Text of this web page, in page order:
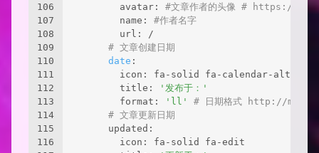
106
107
108
109
110
111
112
113
114
115
116
        avatar:
#文章作者的头像 # https://
        name:
#作者名字
        url: /
# 文章创建日期
date :
        icon: fa-solid fa-calendar-alt
        title:
'发布于：'
        format:
'll'
# 日期格式 http://
# 文章更新日期
      updated:
        icon: fa-solid fa-edit